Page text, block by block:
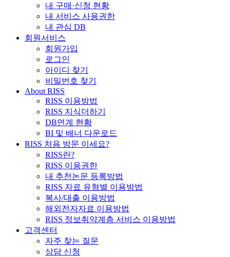
내 구매·신청 현황
내 서비스 사용권한
내 관심 DB
회원서비스
회원가입
로그인
아이디 찾기
비밀번호 찾기
About RISS
RISS 이용방법
RISS 지식더하기
DB연계 현황
BI 및 배너 다운로드
RISS 처음 방문 이세요?
RISS란?
RISS 이용권한
내 추천논문 등록방법
RISS 자료 유형별 이용방법
복사/대출 이용방법
해외전자자료 이용방법
RISS 정보취약계층 서비스 이용방법
고객센터
자주 찾는 질문
상담 신청